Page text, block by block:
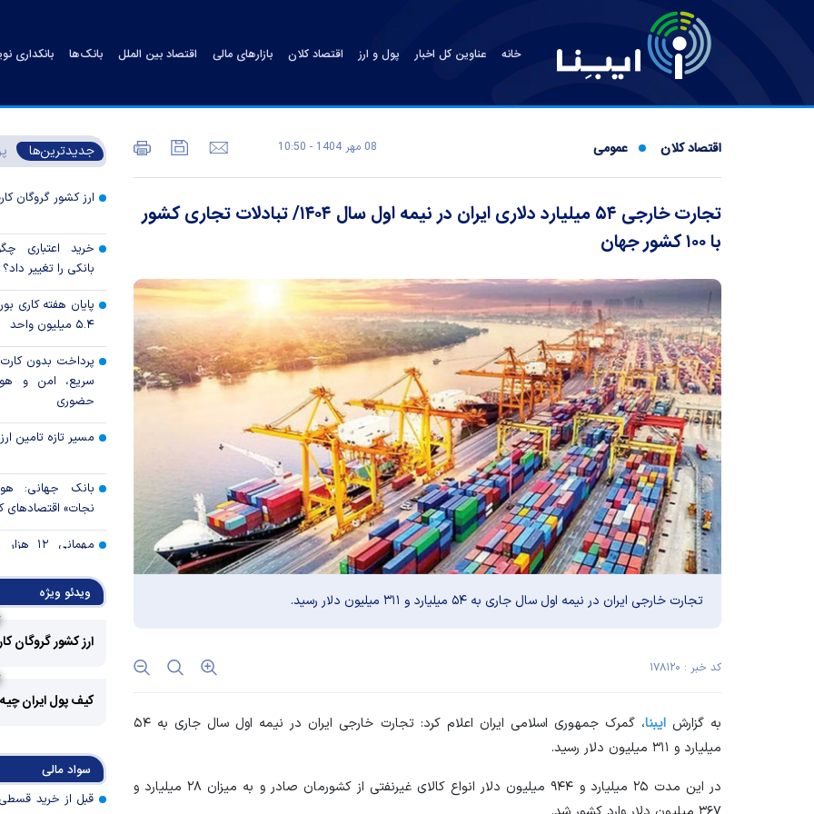
خانه عناوین کل اخبار پول و ارز اقتصاد کلان بازارهای مالی اقتصاد بین الملل بانک‌ها بانکداری
اقتصاد کلان عمومی 08 مهر 1404 - 10:50
تجارت خارجی ۵۴ میلیارد دلاری ایران در نیمه اول سال ۱۴۰۴/ تبادلات تجاری کشور
با ۱۰۰ کشور جهان
تجارت خارجی ایران در نیمه اول سال جاری به ۵۴ میلیارد و ۳۱۱ میلیون دلار رسید.
کد خبر : ۱۷۸۱۲۰
به گزارشایبنا
، گمرک جمهوری اسلامی ایران اعلام کرد: تجارت خارجی ایران در نیمه اول سال جاری به ۵۴
میلیارد و ۳۱۱ میلیون دلار رسید.
در این مدت ۲۵ میلیارد و ۹۴۴ میلیون دلار انواع کالای غیر‌نفتی از کشورمان صادر و به میزان ۲۸ میلیارد و
جدیدترین‌ها
ارز کشور گروگان
خرید اعتباری
بانکی را تغییر داد؟
پایان هفته
۵.۴ میلیون واحد
پرداخت بدون کارت
سریع، امن و
حضوری
مسیر تازه تامین
بانک جهانی:
نجات» اقتصادهای
بسته‌های معیشتی
بازارهای آسیا صعود
تغییر زمان‌بندی
خانوار‌ها اعتبار
می‌کنند
بانک مرکزی:
تقاضاهای
کنترل تورم؛
ویدئو ویژه
ارز کشور گروگان
کیف پول ایران
سواد مالی